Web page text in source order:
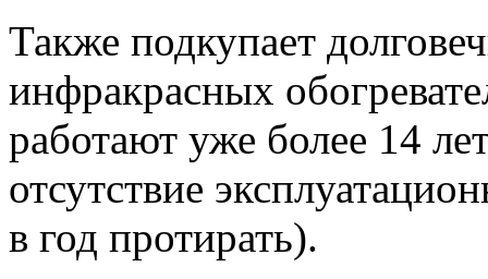
Также подкупает
инфракрасных
работают уже более 14
отсутствие
в год протирать).